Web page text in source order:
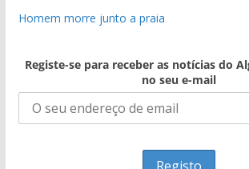
Homem morre junto a praia
Registe-se para receber as notícias do
no seu e-mail